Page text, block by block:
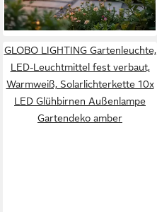
GLOBO LIGHTING Gartenleuchte,
LED-Leuchtmittel fest verbaut,
Warmweiß, Solarlichterkette 10x
LED Glühbirnen Außenlampe
Gartendeko amber